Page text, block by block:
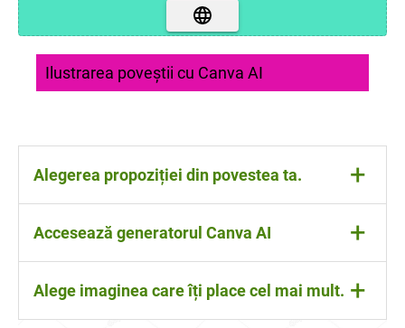
Ilustrarea poveștii cu Canva AI
Alegerea propoziției din povestea ta. +
„Ursul pictor a colorat cerul cu stele de
curcubeu.”
Accesează generatorul Canva AI +
Scrie propoziția ta în câmpul de text și apasă
„Generează imagine”.
Alege imaginea care îți place cel mai mult. +